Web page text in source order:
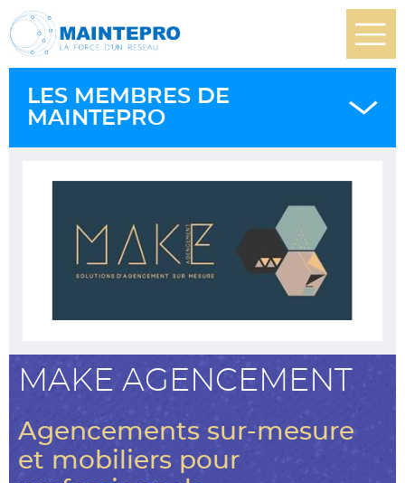
LES MEMBRES DE
MAINTEPRO
MAKE AGENCEMENT
Agencements sur-mesure
et mobiliers pour